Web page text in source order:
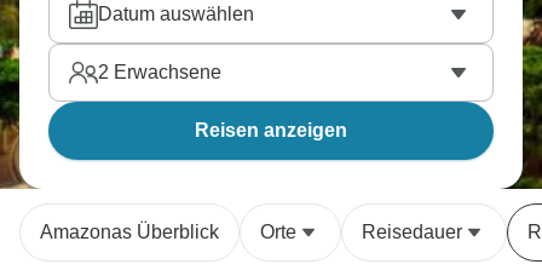
Datum auswählen
2 Erwachsene
Reisen anzeigen
Amazonas Überblick Orte Reisedauer